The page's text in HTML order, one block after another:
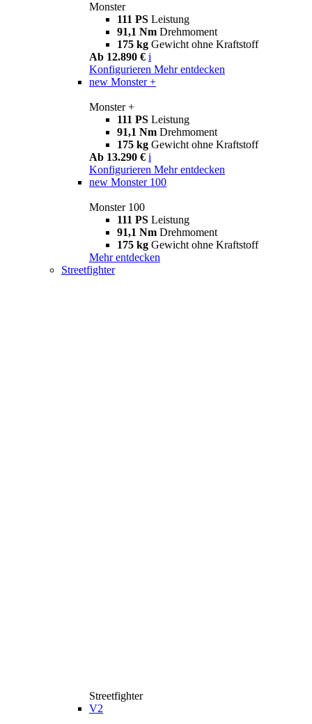
Monster
111 PS Leistung
91,1 Nm Drehmoment
175 kg Gewicht ohne Kraftstoff
Ab 12.890 € i
Konfigurieren Mehr entdecken
new Monster +
Monster +
111 PS Leistung
91,1 Nm Drehmoment
175 kg Gewicht ohne Kraftstoff
Ab 13.290 € i
Konfigurieren Mehr entdecken
new Monster 100
Monster 100
111 PS Leistung
91,1 Nm Drehmoment
175 kg Gewicht ohne Kraftstoff
Mehr entdecken
Streetfighter
Streetfighter
V2